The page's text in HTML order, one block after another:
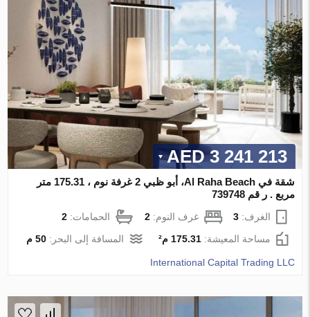
3 241 213 AED
شقة في Al Raha Beach، أبو ظبي 2 غرفة نوم ، 175.31 متر
مربع . ر قم 739748
الغرف:3 غرف النوم:2 الحمامات:2
مساحة المعيشة:175.31 م² المسافة إلى البحر:50 م
International Capital Trading LLC